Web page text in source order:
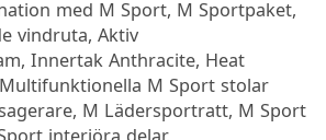
med M Sport, M Sportpaket,
vindruta, Aktiv
Innertak Anthracite, Heat
M Sport stolar
M Lädersportratt, M Sport